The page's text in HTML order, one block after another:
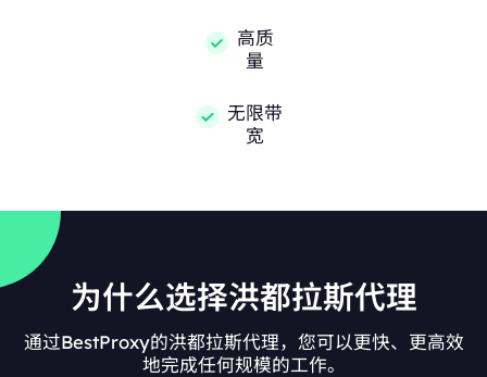
高质
量
无限带
宽
为什么选择洪都拉斯代理
通过BestProxy的洪都拉斯代理，您可以更快、更高效
地完成任何规模的工作。